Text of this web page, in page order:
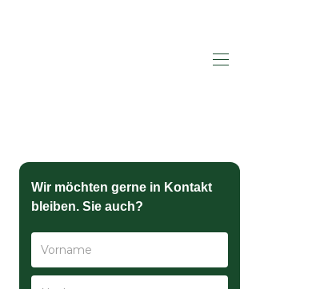
Wir möchten gerne in Kontakt
bleiben. Sie auch?